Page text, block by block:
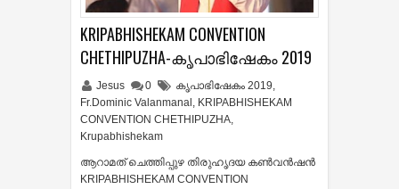
KRIPABHISHEKAM CONVENTION
CHETHIPUZHA-കൃപാഭിഷേകം 2019
Jesus 0 കൃപാഭിഷേകം 2019,
Fr.Dominic Valanmanal , KRIPABHISHEKAM
CONVENTION CHETHIPUZHA,
Krupabhishekam
ആറാമത് ചെത്തിപ്പുഴ തിരുഹൃദയ കൺവൻഷൻ
KRIPABHISHEKAM CONVENTION